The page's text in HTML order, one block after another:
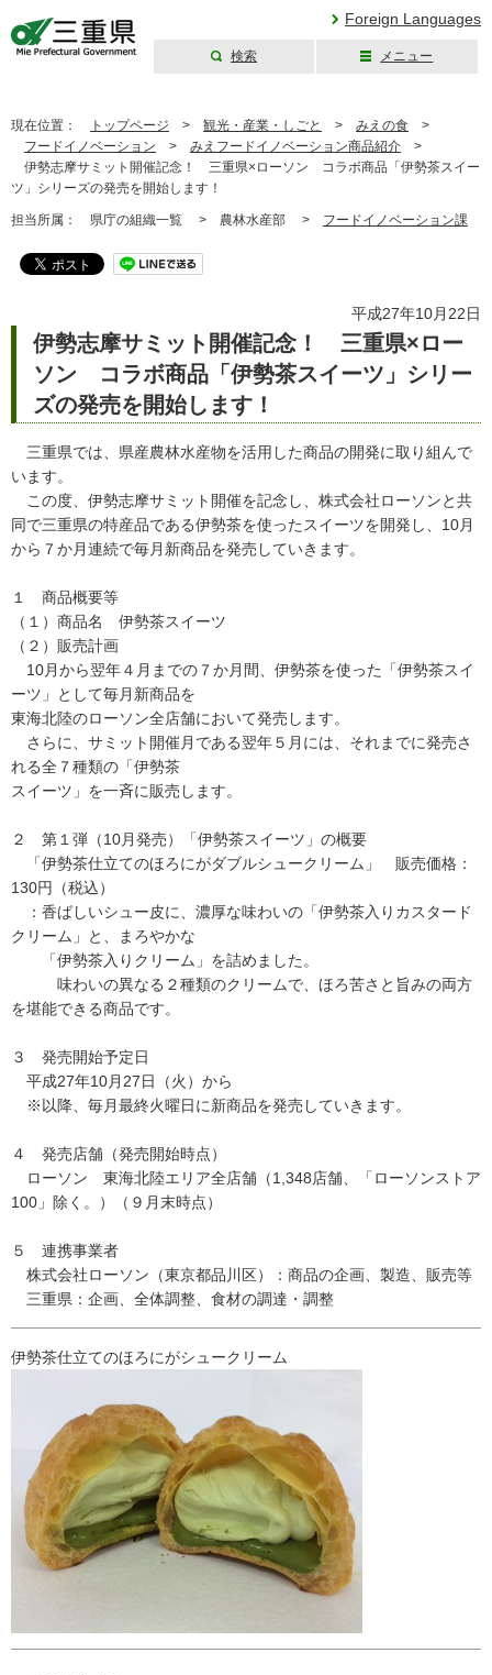
Foreign Languages
検索 メニュー
現在位置： トップページ > 観光・産業・しごと > みえの食 >
フードイノベーション > みえフードイノベーション商品紹介 >
伊勢志摩サミット開催記念！ 三重県×ローソン コラボ商品「伊勢茶スイー
ツ」シリーズの発売を開始します！
担当所属： 県庁の組織一覧 > 農林水産部 > フードイノベーション課
平成27年10月22日
伊勢志摩サミット開催記念！ 三重県×ロー
ソン コラボ商品「伊勢茶スイーツ」シリー
ズの発売を開始します！
三重県では、県産農林水産物を活用した商品の開発に取り組んで
います。
この度、伊勢志摩サミット開催を記念し、株式会社ローソンと共
同で三重県の特産品である伊勢茶を使ったスイーツを開発し、10月
から７か月連続で毎月新商品を発売していきます。
１ 商品概要等
（１）商品名 伊勢茶スイーツ
（２）販売計画
10月から翌年４月までの７か月間、伊勢茶を使った「伊勢茶スイ
ーツ」として毎月新商品を
東海北陸のローソン全店舗において発売します。
さらに、サミット開催月である翌年５月には、それまでに発売さ
れる全７種類の「伊勢茶
スイーツ」を一斉に販売します。
２ 第１弾（10月発売）「伊勢茶スイーツ」の概要
「伊勢茶仕立てのほろにがダブルシュークリーム」 販売価格：
130円（税込）
：香ばしいシュー皮に、濃厚な味わいの「伊勢茶入りカスタード
クリーム」と、まろやかな
「伊勢茶入りクリーム」を詰めました。
味わいの異なる２種類のクリームで、ほろ苦さと旨みの両方
を堪能できる商品です。
３ 発売開始予定日
平成27年10月27日（火）から
※以降、毎月最終火曜日に新商品を発売していきます。
４ 発売店舗（発売開始時点）
ローソン 東海北陸エリア全店舗（1,348店舗、「ローソンストア
100」除く。）（９月末時点）
５ 連携事業者
株式会社ローソン（東京都品川区）：商品の企画、製造、販売等
三重県：企画、全体調整、食材の調達・調整
伊勢茶仕立てのほろにがシュークリーム